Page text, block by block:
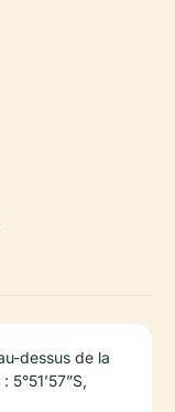
dessus de la
5°51’57”S,